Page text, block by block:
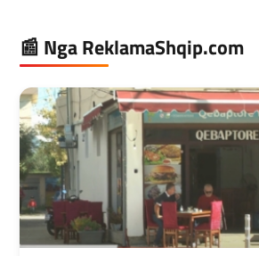
📰 Nga ReklamaShqip.com